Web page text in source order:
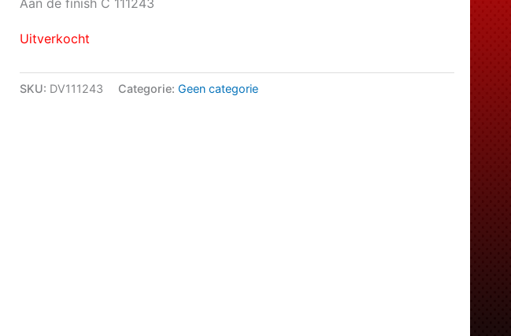
was:
€6.99.€5.59.
Uitverkocht
SKU: DV111243 Categorie: Geen categorie